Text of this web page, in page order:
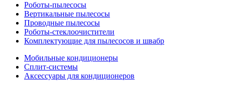
Роботы-пылесосы
Вертикальные пылесосы
Проводные пылесосы
Роботы-стеклоочистители
Комплектующие для пылесосов и швабр
Мобильные кондиционеры
Сплит-системы
Аксессуары для кондиционеров